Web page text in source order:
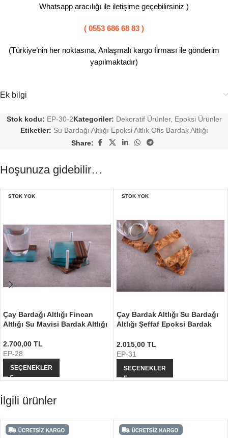
Whatsapp aracılığı ile iletişime geçebilirsiniz )
( 0553 686 68 83 )
(Türkiye’nin her noktasına, Anlaşmalı kargo firması ile gönderim
yapılmaktadır)
Ek bilgi
Stok kodu: EP-30-2Kategoriler: Dekoratif Ürünler, Epoksi Ürünler
Etiketler: Su Bardağı Altlığı Epoksi Altlık Ofis Bardak Altlığı
Share:
Hoşunuza gidebilir…
STOK YOK
Çay Bardağı Altlığı Fincan
Altlığı Su Mavisi Bardak Altlığı
2.700,00 TL
EP-28
SEÇENEKLER
STOK YOK
Çay Bardak Altlığı Su Bardağı
Altlığı Şeffaf Epoksi Bardak
2.015,00 TL
EP-31
SEÇENEKLER
İlgili ürünler